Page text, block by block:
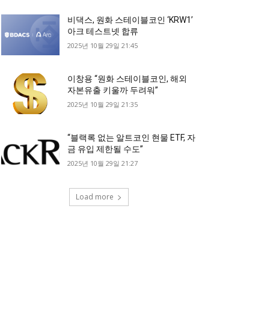
비댁스, 원화 스테이블코인 ‘KRW1’
아크 테스트넷 합류
2025년 10월 29일 21:45
이창용 “원화 스테이블코인, 해외
자본유출 키울까 두려워”
2025년 10월 29일 21:35
“블랙록 없는 알트코인 현물 ETF, 자
금 유입 제한될 수도”
2025년 10월 29일 21:27
Load more